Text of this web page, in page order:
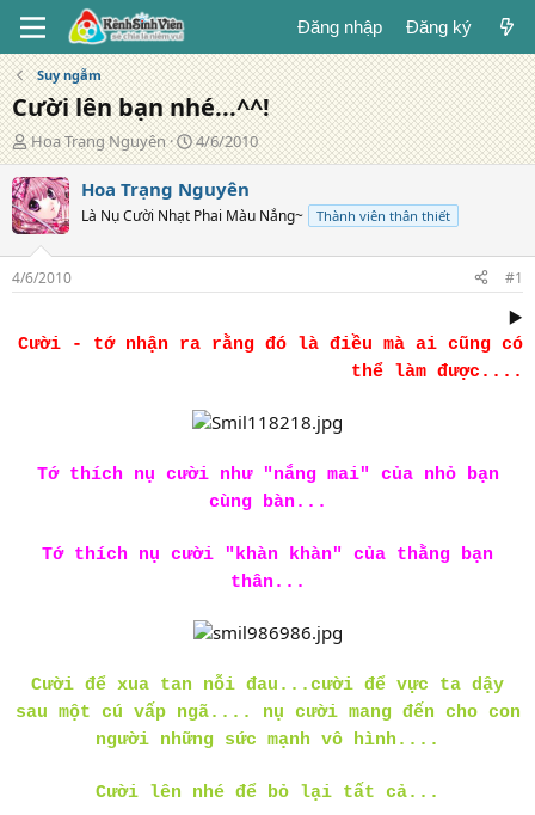
Đăng nhập Đăng ký
Suy ngẫm
Cười lên bạn nhé...^^!
T
á
c
g
i
ả
Hoa Trạng Nguyên
N
g
à
y
đ
g
4/6/2010
Hoa Trạng Nguyên
Là Nụ Cười Nhạt Phai Màu Nắng~ Thành viên thân thiết
4/6/2010 #1
▶️
Cười - tớ nhận ra rằng đó là điều mà ai cũng có
thể làm được....
Tớ thích nụ cười như "nắng mai" của nhỏ bạn
cùng bàn...
Tớ thích nụ cười "khàn khàn" của thằng bạn
thân...
Cười để xua tan nỗi đau...cười để vực ta dậy
sau một cú vấp ngã.... nụ cười mang đến cho con
người những sức mạnh vô hình....
Cười lên nhé để bỏ lại tất cả...